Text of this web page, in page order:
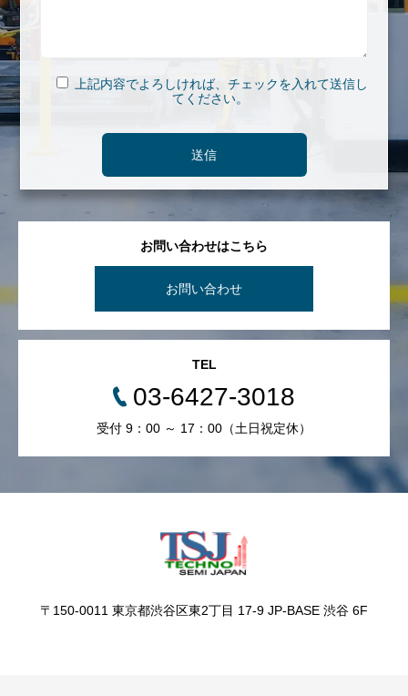
上記内容でよろしければ、チェックを入れて送信し
てください。
お問い合わせはこちら
お問い合わせ
TEL
03-6427-3018
受付 9：00 ～ 17：00（土日祝定休）
〒150-0011 東京都渋谷区東2丁目 17-9 JP-BASE 渋谷 6F